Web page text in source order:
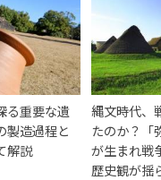
る重要な遺
製造過程と
解説
縄文時代、
たのか？「
が生まれ戦
歴史観が揺